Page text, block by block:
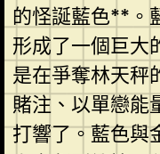
的怪誕藍色**。
形成了一個巨大
是在爭奪林天秤
賭注、以單戀能
打響了。藍色與